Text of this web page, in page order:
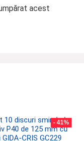
acest
- 41%